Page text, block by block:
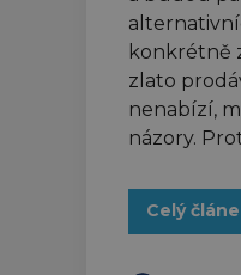
konkrétně
zlato
nenabízí,
názory.
Celý